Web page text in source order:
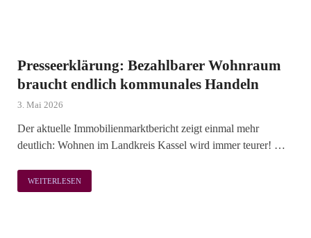
Presseerklärung: Bezahlbarer Wohnraum
braucht endlich kommunales Handeln
3. Mai 2026
Der aktuelle Immobilienmarktbericht zeigt einmal mehr
deutlich: Wohnen im Landkreis Kassel wird immer teurer! …
WEITERLESEN